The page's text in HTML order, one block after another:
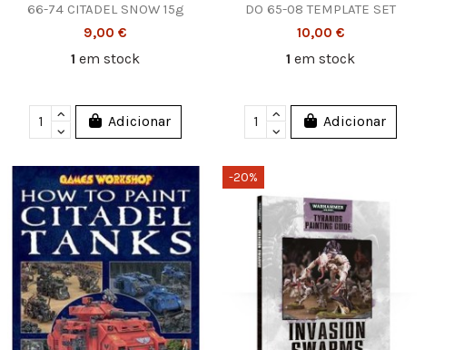
66-74 CITADEL SNOW 15g
9,00 €
1em stock
Adicionar
DO 65-08 TEMPLATE SET
10,00 €
1em stock
Adicionar
-20%